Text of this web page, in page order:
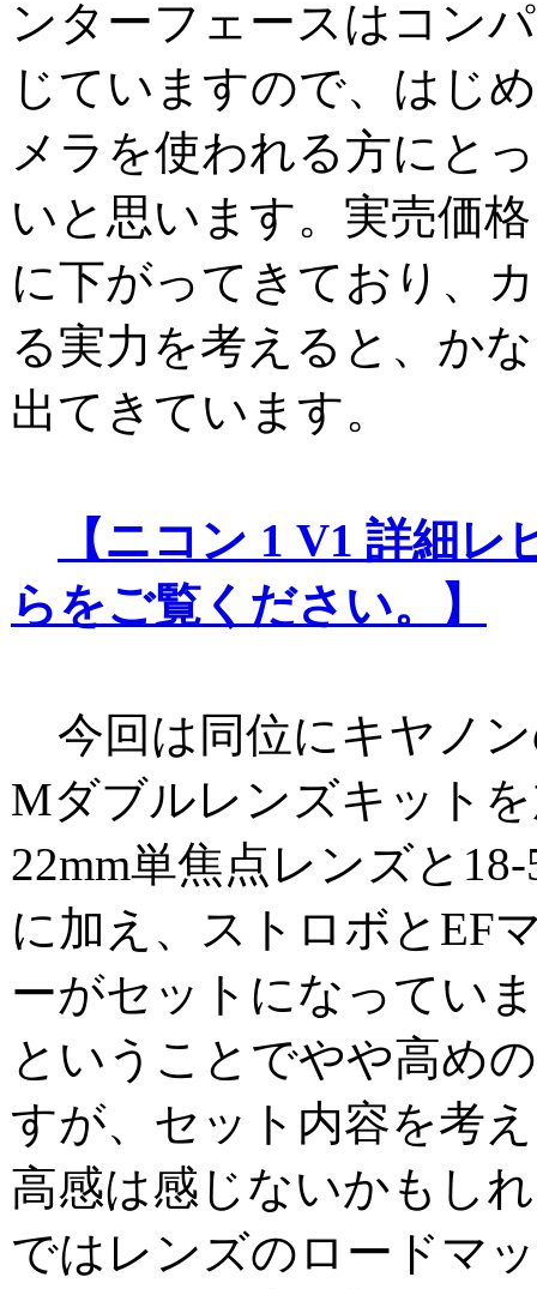
ンターフェースはコン
じていますので、はじ
メラを使われる方にと
いと思います。実売価
に下がってきており、
る実力を考えると、か
出てきています。
【ニコン 1 V1 詳細
らをご覧ください。】
今回は同位にキヤノン
Mダブルレンズキット
22mm単焦点レンズと
に加え、ストロボとEF
ーがセットになってい
ということでやや高め
すが、セット内容を考
高感は感じないかもし
ではレンズのロードマ